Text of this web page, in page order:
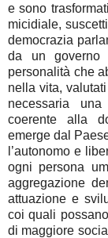
e sono
micidiale,
democrazia
da un governo
personalità che
nella vita,
necessaria
coerente alla
emerge dal
l’autonomo e
ogni persona
aggregazione
attuazione e
coi quali
di maggiore